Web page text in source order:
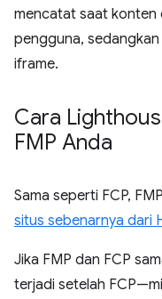
mencatat saat konten
pengguna, sedangkan
iframe.
Cara
FMP Anda
Sama seperti FCP,
situs sebenarnya dari
Jika FMP dan FCP
terjadi setelah